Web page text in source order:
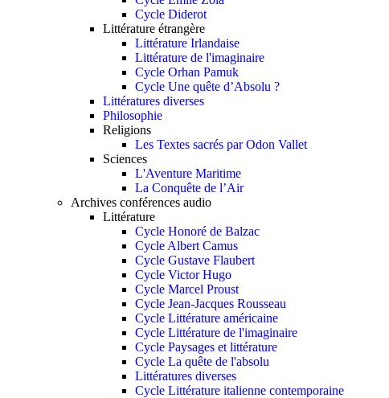
Cycle Diderot
Littérature étrangère
Littérature Irlandaise
Littérature de l'imaginaire
Cycle Orhan Pamuk
Cycle Une quête d’Absolu ?
Littératures diverses
Philosophie
Religions
Les Textes sacrés par Odon Vallet
Sciences
L'Aventure Maritime
La Conquête de l’Air
Archives conférences audio
Littérature
Cycle Honoré de Balzac
Cycle Albert Camus
Cycle Gustave Flaubert
Cycle Victor Hugo
Cycle Marcel Proust
Cycle Jean-Jacques Rousseau
Cycle Littérature américaine
Cycle Littérature de l'imaginaire
Cycle Paysages et littérature
Cycle La quête de l'absolu
Littératures diverses
Cycle Littérature italienne contemporaine